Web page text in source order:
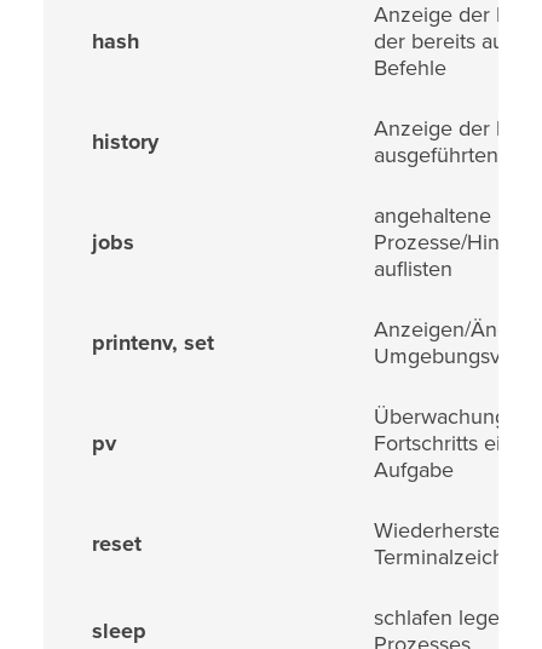
hash
Anzeige der
der bereits
Befehle
history
Anzeige der
ausgeführten
jobs
angehaltene
Prozesse/
auflisten
printenv, set
Anzeigen/
pv
Überwachung
Fortschritts einer
Aufgabe
reset
Wiederherstellen
sleep
schlafen legen